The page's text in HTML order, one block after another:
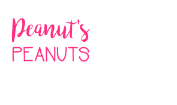
Inhalt
springen